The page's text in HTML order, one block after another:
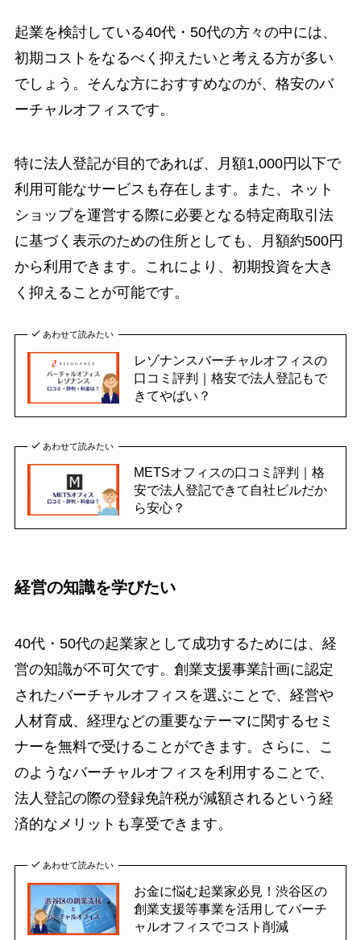
起業を検討している40代・50代の方々の中には、
初期コストをなるべく抑えたいと考える方が多い
でしょう。そんな方におすすめなのが、格安のバ
ーチャルオフィスです。
特に法人登記が目的であれば、月額1,000円以下で
利用可能なサービスも存在します。また、ネット
ショップを運営する際に必要となる特定商取引法
に基づく表示のための住所としても、月額約500円
から利用できます。これにより、初期投資を大き
く抑えることが可能です。
あわせて読みたい
レゾナンスバーチャルオフィスの
口コミ評判｜格安で法人登記もで
きてやばい？
あわせて読みたい
METSオフィスの口コミ評判｜格
安で法人登記できて自社ビルだか
ら安心？
経営の知識を学びたい
40代・50代の起業家として成功するためには、経
営の知識が不可欠です。創業支援事業計画に認定
されたバーチャルオフィスを選ぶことで、経営や
人材育成、経理などの重要なテーマに関するセミ
ナーを無料で受けることができます。さらに、こ
のようなバーチャルオフィスを利用することで、
法人登記の際の登録免許税が減額されるという経
済的なメリットも享受できます。
あわせて読みたい
お金に悩む起業家必見！渋谷区の
創業支援等事業を活用してバーチ
ャルオフィスでコスト削減